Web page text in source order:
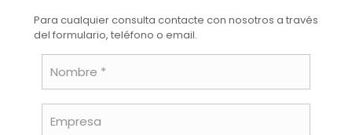
Para cualquier consulta contacte con nosotros a través
del formulario, teléfono o email.